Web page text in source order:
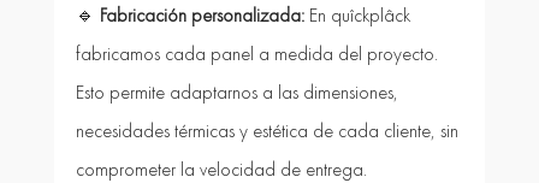
🔹 Fabricación personalizada: En quîckplâck
fabricamos cada panel a medida del proyecto.
Esto permite adaptarnos a las dimensiones,
necesidades térmicas y estética de cada cliente, sin
comprometer la velocidad de entrega.